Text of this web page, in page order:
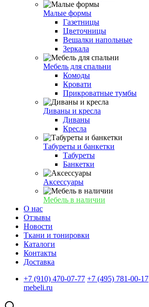
Малые формы
Газетницы
Цветочницы
Вешалки напольные
Зеркала
Мебель для спальни
Комоды
Кровати
Прикроватные тумбы
Диваны и кресла
Диваны
Кресла
Табуреты и банкетки
Табуреты
Банкетки
Аксессуары
Мебель в наличии
О нас
Отзывы
Новости
Ткани и тонировки
Каталоги
Контакты
Доставка
+7 (910) 470-07-77 +7 (495) 781-00-17
mebeli.ru